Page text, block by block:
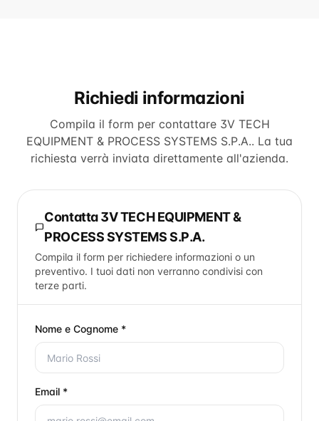
Richiedi informazioni
Compila il form per contattare 3V TECH
EQUIPMENT & PROCESS SYSTEMS S.P.A.. La tua
richiesta verrà inviata direttamente all'azienda.
Contatta3V TECH EQUIPMENT &
PROCESS SYSTEMS S.P.A.
Compila il form per richiedere informazioni o un
preventivo. I tuoi dati non verranno condivisi con
terze parti.
Nome e Cognome *
Email *